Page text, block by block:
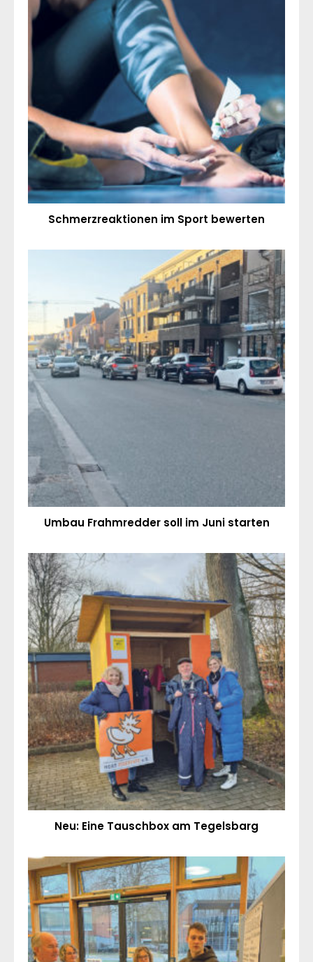
Schmerzreaktionen im Sport bewerten
Umbau Frahmredder soll im Juni starten
Neu: Eine Tauschbox am Tegelsbarg